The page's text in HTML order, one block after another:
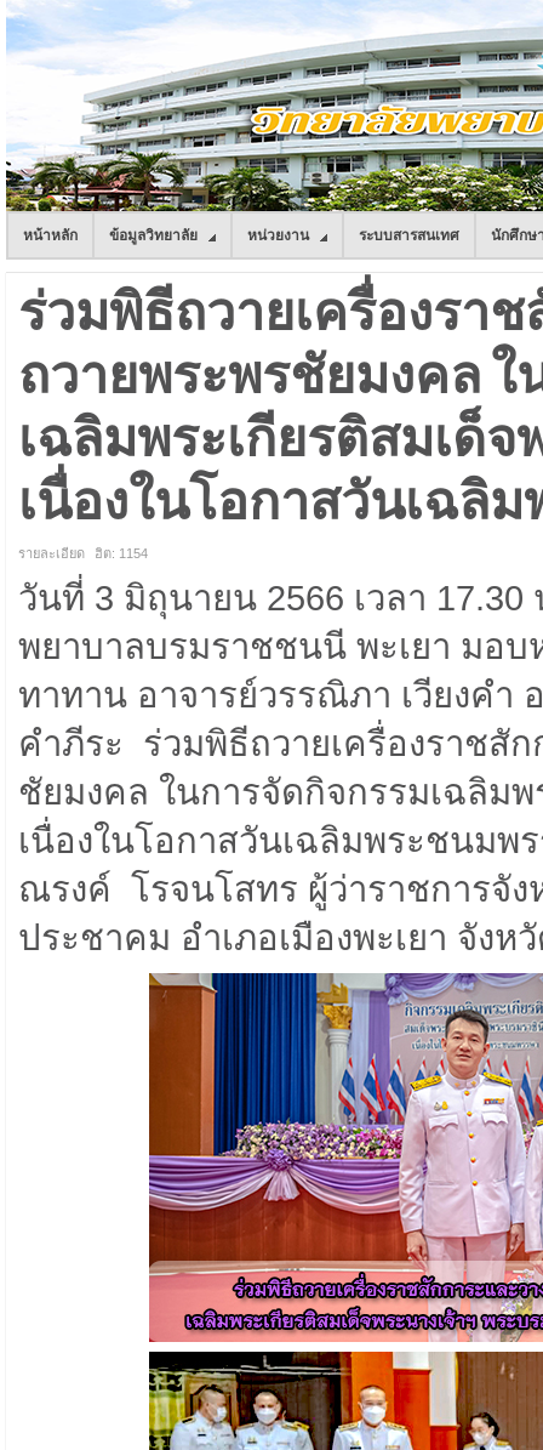
หน้าหลัก ข้อมูลวิทยาลัย หน่วยงาน ระบบสารสนเทศ นักศึกษ
ร่วมพิธีถวายเครื่องรา
ถวายพระพรชัยมงคล ใ
เฉลิมพระเกียรติสมเด็จ
เนื่องในโอกาสวันเฉลิม
รายละเอียด ฮิต: 1154
วันที่ 3 มิถุนายน 2566 เวลา
พยาบาลบรมราชชนนี พะเยา มอ
ทาทาน อาจารย์วรรณิภา เวียงคำ
คำภีระ ร่วมพิธีถวายเครื่องราชสั
ชัยมงคล ในการจัดกิจกรรมเฉลิมพ
เนื่องในโอกาสวันเฉลิมพระชนมพ
ณรงค์ โรจนโสทร ผู้ว่าราชการจั
ประชาคม อำเภอเมืองพะเยา จังห